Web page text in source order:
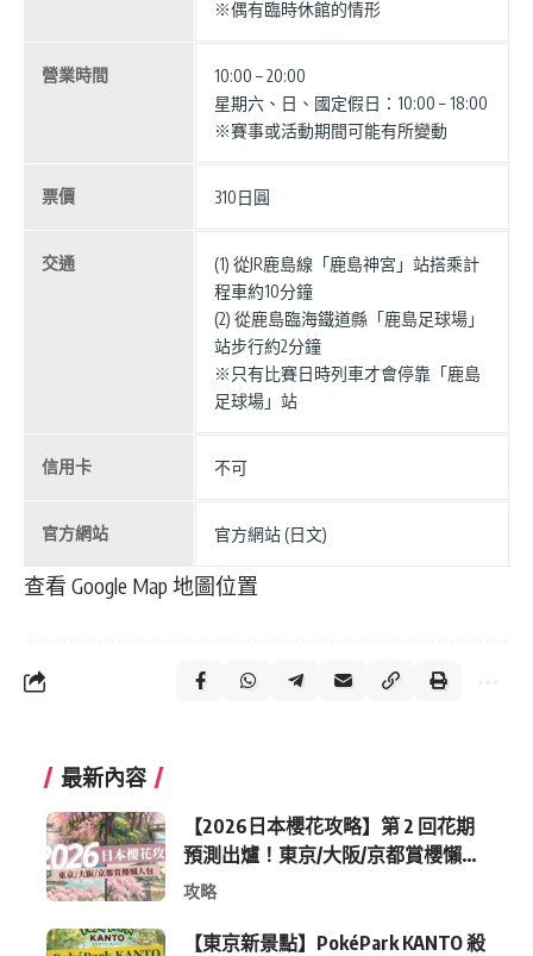
※偶有臨時休館的情形
營業時間
10:00 – 20:00
星期六、日、國定假日：10:00 – 18:00
※賽事或活動期間可能有所變動
票價 310日圓
交通
(1) 從JR鹿島線「鹿島神宮」站搭乘計
程車約10分鐘
(2) 從鹿島臨海鐵道縣「鹿島足球場」
站步行約2分鐘
※只有比賽日時列車才會停靠「鹿島
足球場」站
信用卡 不可
官方網站 官方網站 (日文)
查看 Google Map 地圖位置
最新內容
【2026日本櫻花攻略】第 2 回花期
預測出爐！東京/大阪/京都賞櫻懶人
包 (附最新時間表)
攻略
【東京新景點】PokéPark KANTO 殺